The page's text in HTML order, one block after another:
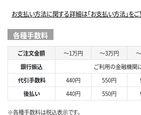
お支払い方法に関する詳細は「お支払い方法」をご
各種手数料
ご注文金額 ～1万円 ～3万円
銀行振込
ご利用の金融機関
代引手数料
440円 550円
後払い
440円 550円
※各種手数料は税込表示です。